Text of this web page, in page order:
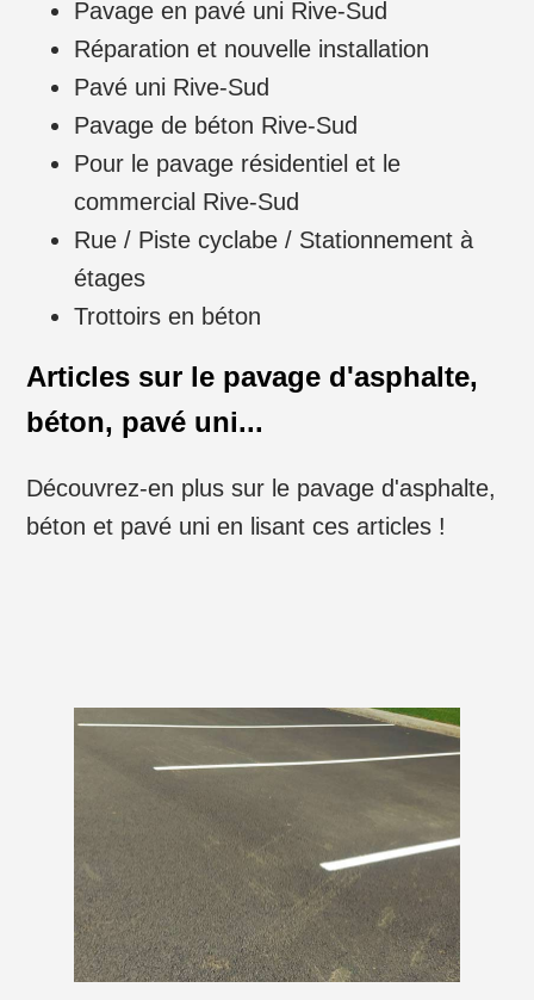
Pavage en pavé uni Rive-Sud
Réparation et nouvelle installation
Pavé uni Rive-Sud
Pavage de béton Rive-Sud
Pour le pavage résidentiel et le
commercial Rive-Sud
Rue / Piste cyclabe / Stationnement à
étages
Trottoirs en béton
Articles sur le pavage d'asphalte,
béton, pavé uni...
Découvrez-en plus sur le pavage d'asphalte,
béton et pavé uni en lisant ces articles !